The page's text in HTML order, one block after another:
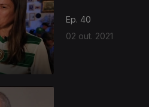
Ep. 40
02 out. 2021